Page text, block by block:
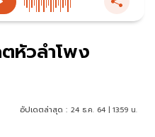
หัวลำโพง
อัปเดตล่าสุด : 24 ธ.ค. 64 | 13:59 น.